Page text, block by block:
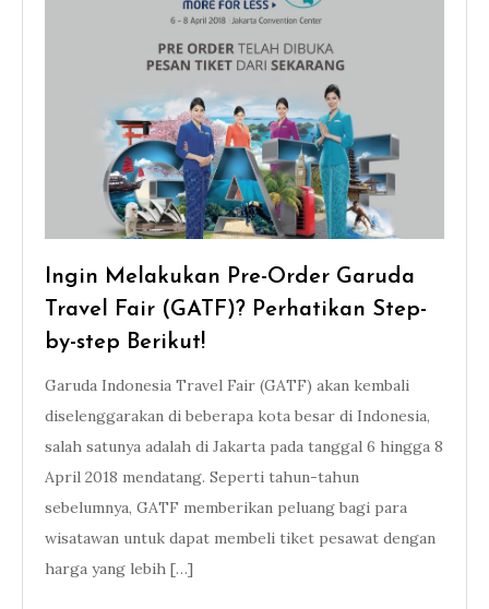
Ingin Melakukan Pre-Order Garuda
Travel Fair (GATF)? Perhatikan Step-
by-step Berikut!
Garuda Indonesia Travel Fair (GATF) akan kembali
diselenggarakan di beberapa kota besar di Indonesia,
salah satunya adalah di Jakarta pada tanggal 6 hingga 8
April 2018 mendatang. Seperti tahun-tahun
sebelumnya, GATF memberikan peluang bagi para
wisatawan untuk dapat membeli tiket pesawat dengan
harga yang lebih […]